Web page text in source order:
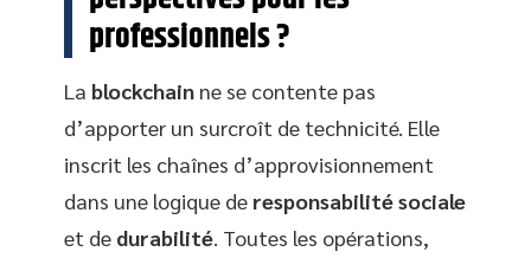
professionnels ?
La blockchain ne se contente pas
d’apporter un surcroît de technicité. Elle
inscrit les chaînes d’approvisionnement
dans une logique de responsabilité sociale
et de durabilité. Toutes les opérations,